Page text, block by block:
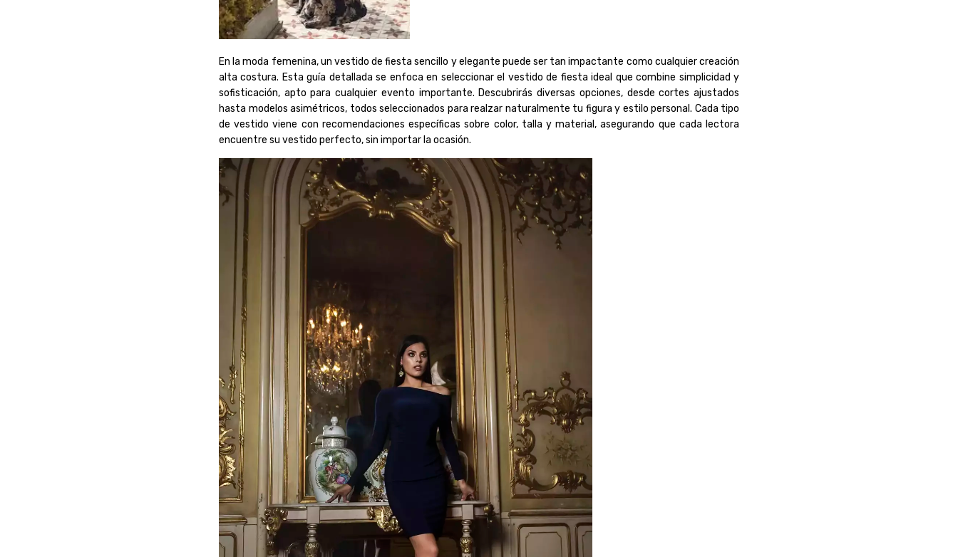
En la moda femenina, un vestido de fiesta sencillo y elegante puede ser tan impactante como cualquier creación
alta costura. Esta guía detallada se enfoca en seleccionar el vestido de fiesta ideal que combine simplicidad y
sofisticación, apto para cualquier evento importante. Descubrirás diversas opciones, desde cortes ajustados
hasta modelos asimétricos, todos seleccionados para realzar naturalmente tu figura y estilo personal. Cada tipo
de vestido viene con recomendaciones específicas sobre color, talla y material, asegurando que cada lectora
encuentre su vestido perfecto, sin importar la ocasión.